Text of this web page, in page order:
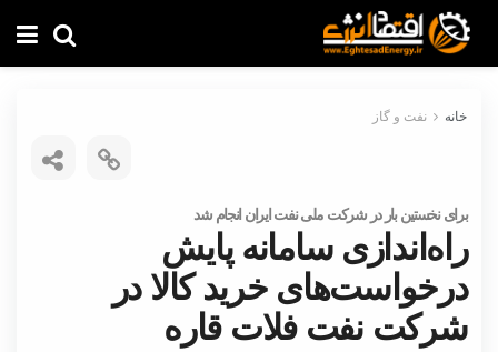
خانه نفت و گاز
برای نخستین بار در شرکت ملی نفت ایران انجام شد
راه‌اندازی سامانه پایش
درخواست‌های خرید کالا در
شرکت نفت فلات قاره